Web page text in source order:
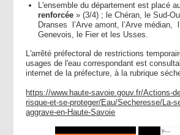
L'ensemble du département est placé
renforcée » (3/4) ; le Chéran, le Sud-
Dranses l’Arve amont, l’Arve médian,
Genevois, le Fier et les Usses.
L'arrêté préfectoral de restrictions
usages de l'eau correspondant est
internet de la préfecture, à la rubrique
https://www.haute-savoie.gouv.fr/Actions-
risque-et-se-proteger/Eau/Secheresse/La-
aggrave-en-Haute-Savoie